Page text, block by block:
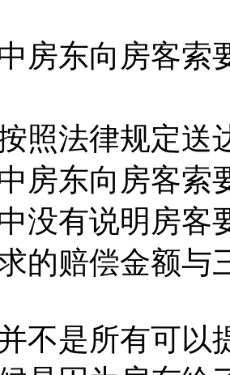
房东向房客索
照法律规定送
房东向房客索
没有说明房客
的赔偿金额与
不是所有可以